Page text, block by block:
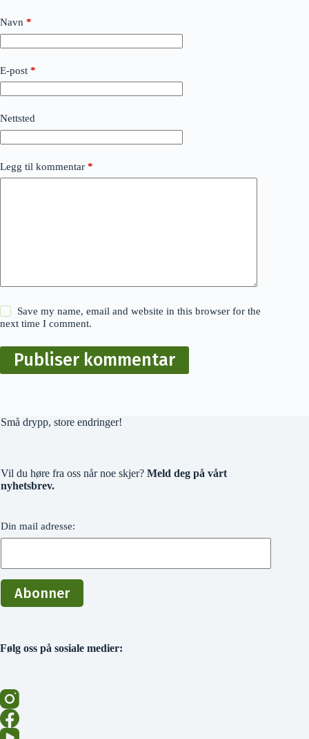
Navn *
E-post *
Nettsted
Legg til kommentar *
Save my name, email and website in this browser for the
next time I comment.
Publiser kommentar
Små drypp, store endringer!
Vil du høre fra oss når noe skjer? Meld deg på vårt
nyhetsbrev.
Din mail adresse:
Følg oss på sosiale medier: